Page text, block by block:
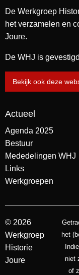
De Werkgroep
het verzamelen en
Joure.
De WHJ is
Bekijk ook deze
Actueel
Agenda 2025
Bestuur
Mededelingen WHJ
Links
Werkgroepen
© 2026
Werkgroep
Historie
Joure
het
niet
of